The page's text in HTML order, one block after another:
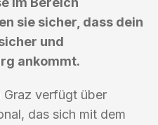
sie sicher, dass dein
und
ankommt.
Graz verfügt über
das sich mit dem